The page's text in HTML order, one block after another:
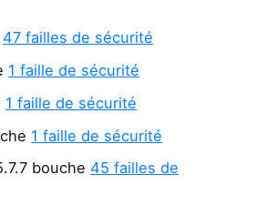
47 failles de sécurité
1 faille de sécurité
1 faille de sécurité
1 faille de sécurité
bouche 45 failles de